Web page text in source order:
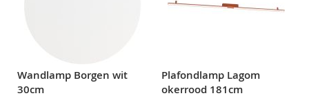
Wandlamp Borgen wit
30cm
Plafondlamp Lagom
okerrood 181cm